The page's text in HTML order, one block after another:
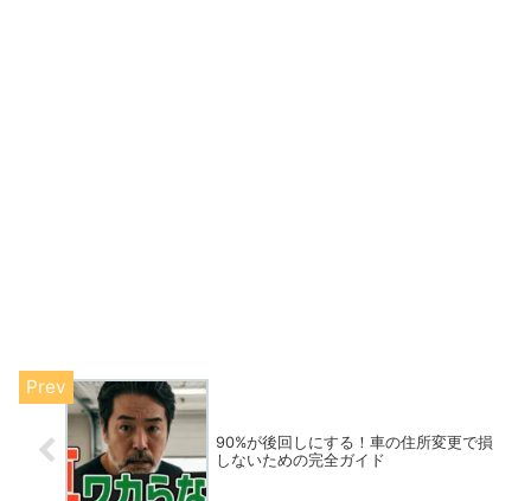
90%が後回しにする！車の住所変更で損
しないための完全ガイド